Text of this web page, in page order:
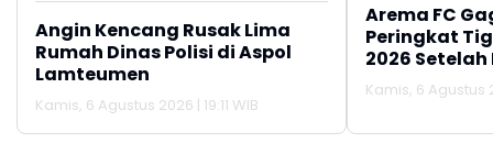
Angin Kencang Rusak Lima
Rumah Dinas Polisi di Aspol
Lamteumen
Kamis, 6 Agustus 2026 | 19:11 WIB
Arema FC
Peringkat
2026
Persija
Kamis, 6 Agustus